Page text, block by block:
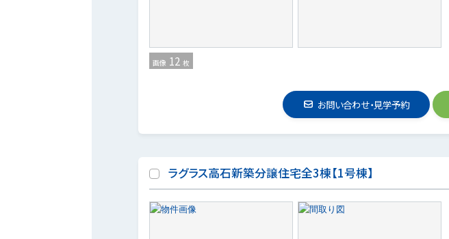
画像 12 枚
お問い合わせ・見学予約
ラグラス高石新築分譲住宅全3棟【1号棟】